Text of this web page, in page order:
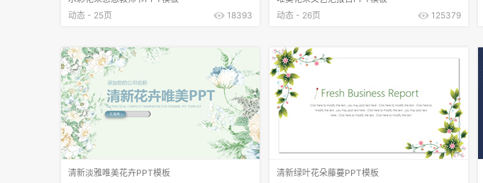
动态 - 25页
18393
动态 - 26页
125379
清新淡雅唯美花卉PPT模板
清新绿叶花朵藤蔓PPT模板